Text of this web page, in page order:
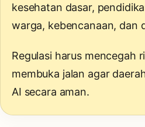
kesehatan dasar,
warga, kebencanaan, dan
Regulasi harus mencegah
membuka jalan agar
AI secara aman.